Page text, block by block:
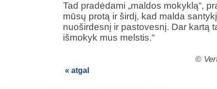
Tad pradėdami „maldos mokyklą“,
mūsų protą ir širdį, kad malda
nuoširdesnį ir pastovesnį. Dar kartą
išmokyk mus melstis.“
©
« atgal